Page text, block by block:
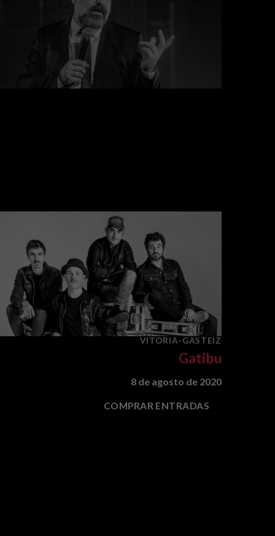
VITORIA-GASTEIZ
Gatibu
8 de agosto de 2020
COMPRAR ENTRADAS